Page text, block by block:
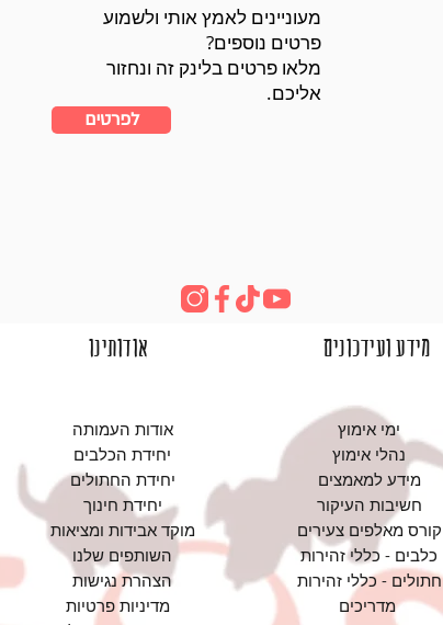
מעוניינים לאמץ אותי ולשמוע
פרטים נוספים?
מלאו פרטים בלינק זה ונחזור
אליכם.
לפרטים
אודותינו מידע ועידכונים
אודות העמותה
יחידת הכלבים
יחידת החתולים
יחידת חינוך
מוקד אבידות ומציאות
השותפים שלנו
הצהרת נגישות
מדיניות פרטיות
ימי אימוץ
נהלי אימוץ
מידע למאמצים
חשיבות העיקור
קורס מאלפים צעירים
כלבים - כללי זהירות
חתולים - כללי זהירות
מדריכים